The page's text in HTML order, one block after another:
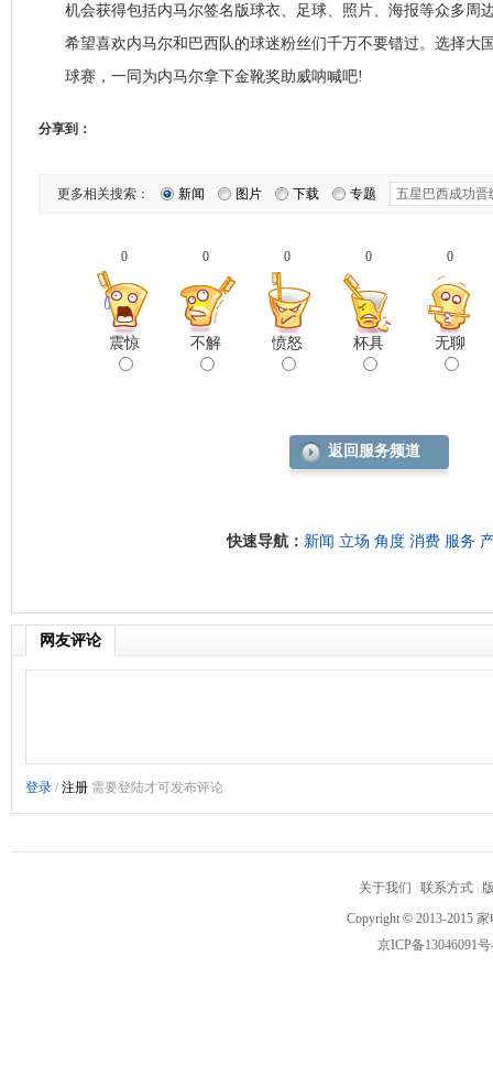
机会获得包括内马尔签名版球衣、足球、照片、海报等众多周
希望喜欢内马尔和巴西队的球迷粉丝们千万不要错过。选择大
球赛，一同为内马尔拿下金靴奖助威呐喊吧!
分享到：
更多相关搜索： 新闻 图片 下载 专题
0
震惊
0
不解
0
愤怒
0
杯具
0
无聊
返回服务频道
快速导航： 新闻 立场 角度 消费 服务
网友评论
关于我们 联系方式
Copyright © 2013-2015
京ICP备13046091号